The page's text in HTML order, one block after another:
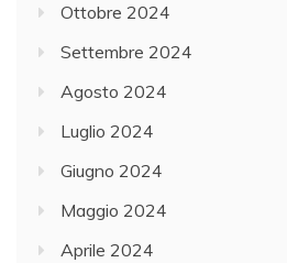
Ottobre 2024
Settembre 2024
Agosto 2024
Luglio 2024
Giugno 2024
Maggio 2024
Aprile 2024